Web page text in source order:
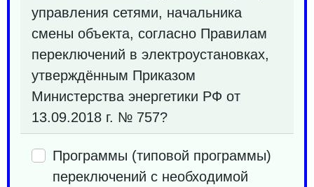
управления сетями, начальника
смены объекта, согласно Правилам
переключений в электроустановках,
утверждённым Приказом
Министерства энергетики РФ от
13.09.2018 г. № 757?
Программы (типовой программы)
переключений с необходимой